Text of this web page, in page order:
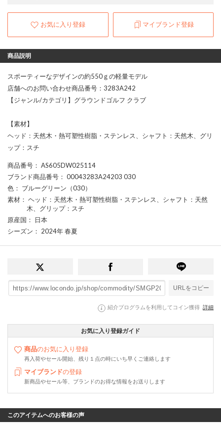
お気に入り登録 マイブランド登録
商品説明
スポーティーなデザインの約550ｇの軽量モデル
店舗へのお問い合わせ商品番号：3283A242
【ジャンル/カテゴリ】グラウンドゴルフ クラブ
【素材】
ヘッド：天然木・熱可塑性樹脂・ステンレス、シャフト：天然木、グリ
ップ：スチ
商品番号 ： AS605DW025114
ブランド商品番号 ： 00043283A24203 030
色 ： ブルーグリーン（030）
素材 ： ヘッド：天然木・熱可塑性樹脂・ステンレス、シャフト：天然
木、グリップ：スチ
原産国 ： 日本
シーズン ： 2024年 春夏
URLをコピー
紹介プログラムを利用してコイン獲得 詳細
お気に入り登録ガイド
商品のお気に入り登録
再入荷やセール開始、残り１点の時にいち早くご連絡します
マイブランドの登録
新商品やセール等、ブランドのお得な情報をお送りします
このアイテムへのお客様の声